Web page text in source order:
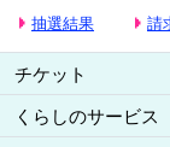
抽選結果
請
チケット
くらしのサービス